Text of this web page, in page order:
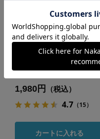
金鳥の夏日本の夏
菊染めてぬぐい 天
然金鳥
1,980円 （税込）
4.7（15）
カートに入れる